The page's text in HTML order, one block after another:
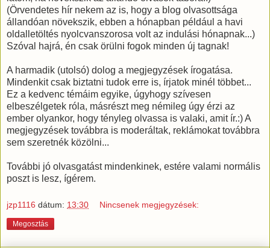
(Örvendetes hír nekem az is, hogy a blog olvasottsága
állandóan növekszik, ebben a hónapban például a havi
oldalletöltés nyolcvanszorosa volt az indulási hónapnak...)
Szóval hajrá, én csak örülni fogok minden új tagnak!
A harmadik (utolsó) dolog a megjegyzések írogatása.
Mindenkit csak biztatni tudok erre is, írjatok minél többet...
Ez a kedvenc témáim egyike, úgyhogy szívesen
elbeszélgetek róla, másrészt meg némileg úgy érzi az
ember olyankor, hogy tényleg olvassa is valaki, amit ír.:) A
megjegyzések továbbra is moderáltak, reklámokat továbbra
sem szeretnék közölni...
További jó olvasgatást mindenkinek, estére valami normális
poszt is lesz, ígérem.
jzp1116 dátum: 13:30 Nincsenek megjegyzések:
Megosztás